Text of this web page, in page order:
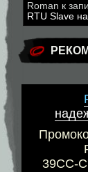
Roman к
RTU Slave
39CC-